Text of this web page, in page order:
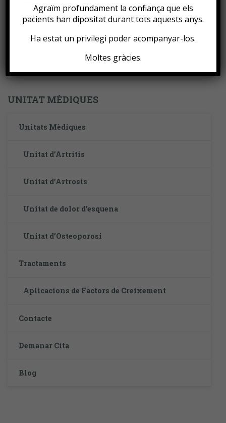
Unidad de Artrosis
Unidad de dolor de Espalda
UNITAT MÈDIQUES
Unitats Mèdiques
Unitat d’Artritis
Unitat d’Artrosis
Unitat de dolor d’esquena
Unitat d’Osteoporosi
Tractaments
Aplicacions de Factors de Creixement
Contacte
Demanar Cita
Blog
Agraïm profundament la confiança que els
pacients han dipositat durant tots aquests anys.
Ha estat un privilegi poder acompanyar-los.
Moltes gràcies.